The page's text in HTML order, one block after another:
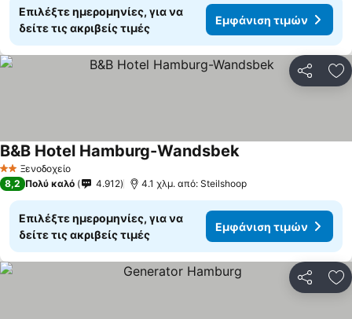
Επιλέξτε ημερομηνίες, για να
δείτε τις ακριβείς τιμές
Εμφάνιση τιμών
2 ΑστέριαΞενοδοχείο
B&B Hotel Hamburg-WandsbekΕμφάνιση τιμών
8,2 Πολύ καλό 4.912 4.1 χλμ. από: Steilshoop
Επιλέξτε ημερομηνίες, για να
δείτε τις ακριβείς τιμές
Εμφάνιση τιμών